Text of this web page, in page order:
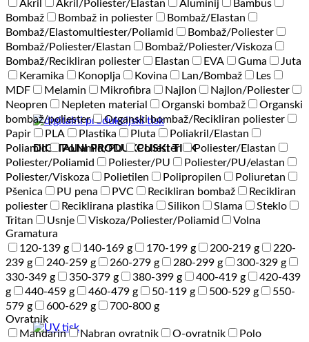
DIGITALNI PRODUKCIJSKI TISK
Akril Akril/Poliester/Elastan Aluminij
Bambus
Bombaž
Bombaž in poliester
Bombaž/Elastan
Bombaž/Elastomultiester/Poliamid
Bombaž/Poliester
Bombaž/Poliester/Elastan
Bombaž/Poliester/Viskoza
Bombaž/Recikliran poliester
Elastan EVA Guma
Juta
Keramika
Konoplja Kovina Lan/Bombaž
Les
MDF
Melamin Mikrofibra Najlon
Najlon/Poliester
Neopren
Nepleten material Organski bombaž
Organski
bombaž/poliester
Organski bombaž/Recikliran poliester
Papir
PLA Plastika Pluta
Poliakril/Elastan
Poliamid
Poliamid/PU Poliester
Poliester/Elastan
Poliester/Poliamid
Poliester/PU
Poliester/PU/elastan
Poliester/Viskoza
Polietilen Polipropilen
Poliuretan
Pšenica
PU pena PVC Recikliran bombaž
Recikliran
poliester
Reciklirana plastika Silikon Slama
Steklo
Tritan
Usnje Viskoza/Poliester/Poliamid
Volna
Gramatura
120-139 g
140-169 g 170-199 g 200-219 g
220-
239 g
240-259 g 260-279 g 280-299 g
300-329 g
330-349 g
350-379 g 380-399 g 400-419 g
420-439
g
440-459 g 460-479 g 50-119 g 500-529 g
550-
579 g
600-629 g
700-800 g
Ovratnik
Mandarin
Nabran ovratnik O-ovratnik
Polo